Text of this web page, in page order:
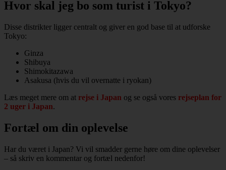
Hvor skal jeg bo som turist i Tokyo?
Disse distrikter ligger centralt og giver en god base til at udforske
Tokyo:
Ginza
Shibuya
Shimokitazawa
Asakusa (hvis du vil overnatte i ryokan)
Læs meget mere om at rejse i Japan og se også vores rejseplan for
2 uger i Japan.
Fortæl om din oplevelse
Har du været i Japan? Vi vil smadder gerne høre om dine oplevelser
– så skriv en kommentar og fortæl nedenfor!